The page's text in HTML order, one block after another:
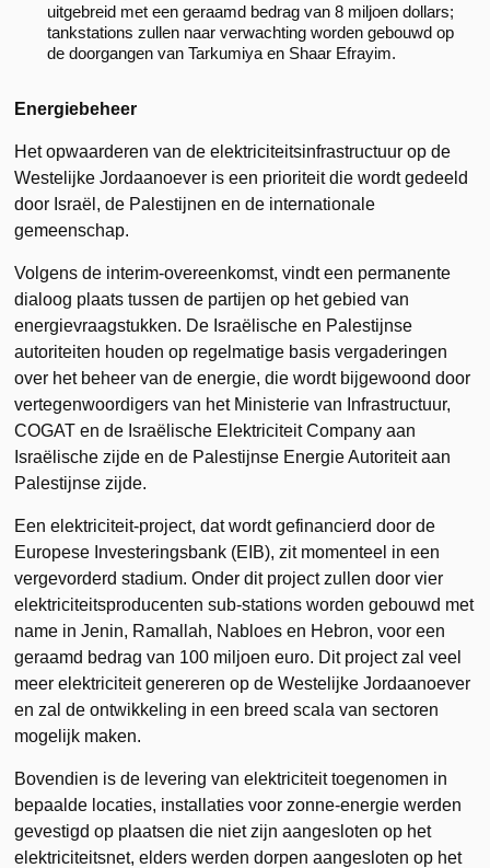
uitgebreid met een geraamd bedrag van 8 miljoen dollars;
tankstations zullen naar verwachting worden gebouwd op
de doorgangen van Tarkumiya en Shaar Efrayim.
Energiebeheer
Het opwaarderen van de elektriciteitsinfrastructuur op de
Westelijke Jordaanoever is een prioriteit die wordt gedeeld
door Israël, de Palestijnen en de internationale
gemeenschap.
Volgens de interim-overeenkomst, vindt een permanente
dialoog plaats tussen de partijen op het gebied van
energievraagstukken. De Israëlische en Palestijnse
autoriteiten houden op regelmatige basis vergaderingen
over het beheer van de energie, die wordt bijgewoond door
vertegenwoordigers van het Ministerie van Infrastructuur,
COGAT en de Israëlische Elektriciteit Company aan
Israëlische zijde en de Palestijnse Energie Autoriteit aan
Palestijnse zijde.
Een elektriciteit-project, dat wordt gefinancierd door de
Europese Investeringsbank (EIB), zit momenteel in een
vergevorderd stadium. Onder dit project zullen door vier
elektriciteitsproducenten sub-stations worden gebouwd met
name in Jenin, Ramallah, Nabloes en Hebron, voor een
geraamd bedrag van 100 miljoen euro. Dit project zal veel
meer elektriciteit genereren op de Westelijke Jordaanoever
en zal de ontwikkeling in een breed scala van sectoren
mogelijk maken.
Bovendien is de levering van elektriciteit toegenomen in
bepaalde locaties, installaties voor zonne-energie werden
gevestigd op plaatsen die niet zijn aangesloten op het
elektriciteitsnet, elders werden dorpen aangesloten op het